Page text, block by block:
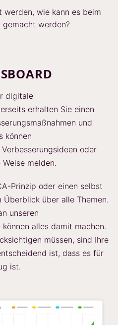
werden, wie kann es beim
gemacht werden?
digitale
erhalten Sie einen
und
können
oder
melden.
Prinzip oder einen selbst
über alle Themen.
unseren
alles damit machen.
müssen, sind Ihre
ist, dass es für
ist.